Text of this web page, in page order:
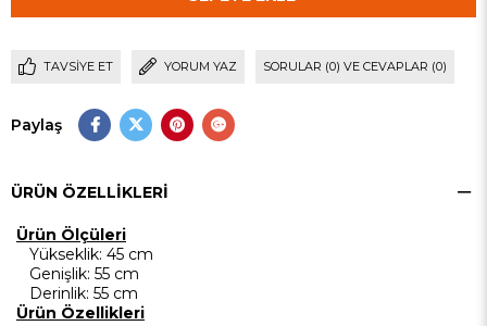
TAVSIYE ET YORUM YAZ SORULAR (0) VE CEVAPLAR (0)
Paylaş
ÜRÜN ÖZELLIKLERI
Ürün Ölçüleri
Yükseklik: 45 cm
Genişlik: 55 cm
Derinlik: 55 cm
Ürün Özellikleri